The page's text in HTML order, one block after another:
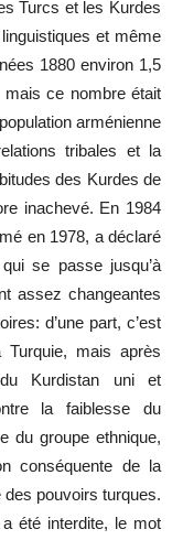
Turcs et les Kurdes
et même
1880 environ 1,5
mais ce nombre était
arménienne
tribales et la
des Kurdes de
inachevé. En 1984
en 1978, a déclaré
se passe jusqu’à
assez changeantes
d’une part, c’est
mais après
Kurdistan uni et
la faiblesse du
du groupe ethnique,
conséquente de la
des pouvoirs turques.
été interdite, le mot